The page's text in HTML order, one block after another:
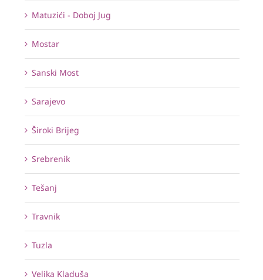
Matuzići - Doboj Jug
Mostar
Sanski Most
Sarajevo
Široki Brijeg
Srebrenik
Tešanj
Travnik
Tuzla
Velika Kladuša